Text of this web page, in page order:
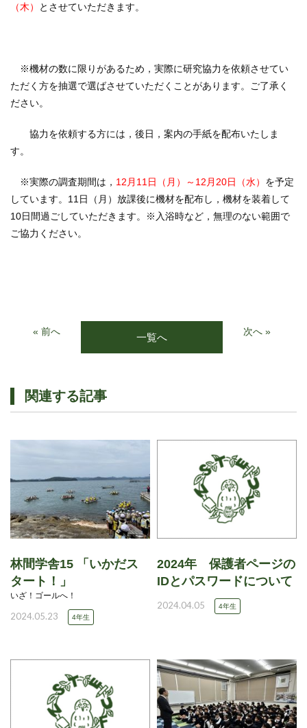
（木）
とさせていただきます。
※機材の数に限りがあるため，実際に研究協力を依頼させてい
ただく方を抽選で選ばさせていただくことがあります。ご了承く
ださい。
協力を依頼する方には，後日，案内の手紙を配布いたしま
す。
※実際の調査期間は， 12月11日（月）～12月20日（水） を予定
しています。11日（月）放課後に機材を配布し，機材を装着して
10日間過ごしていただきます。※入浴時など，無理のない範囲で
ご協力ください。
« 前へ 一覧へ 次へ »
関連する記事
林間学舎15 「いかだス
タート！」
いざ！ゴールへ！
2024.05.23 4年生
2024年 保護者ページの
IDとパスワードについて
2024.04.05 4年生